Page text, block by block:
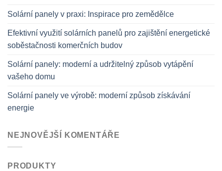
Solární panely v praxi: Inspirace pro zemědělce
Efektivní využití solárních panelů pro zajištění energetické
soběstačnosti komerčních budov
Solární panely: moderní a udržitelný způsob vytápění
vašeho domu
Solární panely ve výrobě: moderní způsob získávání
energie
NEJNOVĚJŠÍ KOMENTÁŘE
PRODUKTY